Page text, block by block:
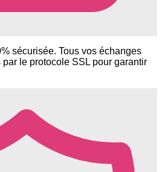
sécurisée. Tous vos échanges
le protocole SSL pour garantir